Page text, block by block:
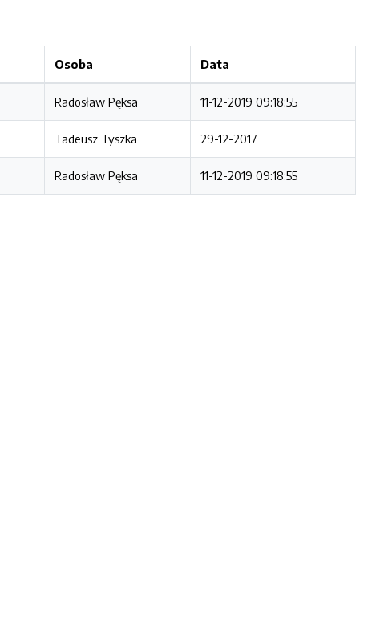
Osoba Data
Radosław Pęksa 11-12-2019 09:18:55
Tadeusz Tyszka 29-12-2017
Radosław Pęksa 11-12-2019 09:18:55